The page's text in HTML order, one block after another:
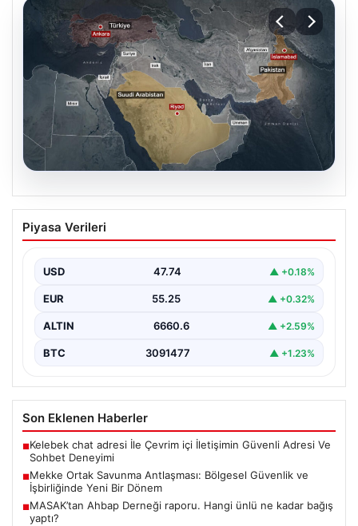
07.08.2026
Mekke Ortak Savunma Antlaşması:
Bölgesel Güvenlik ve İşbirliğinde Yeni
Türkiye, Suudi Arabistan ve Pakistan arasında
ve küresel…
Piyasa Verileri
USD 47.74 ▲ +0.18%
EUR 55.25 ▲ +0.32%
ALTIN 6660.6 ▲ +2.59%
BTC 3091477 ▲ +1.23%
Son Eklenen Haberler
■Kelebek chat adresi İle Çevrim içi İletişimin Güvenli Adresi Ve
Sohbet Deneyimi
■Mekke Ortak Savunma Antlaşması: Bölgesel Güvenlik ve
İşbirliğinde Yeni Bir Dönem
■MASAK’tan Ahbap Derneği raporu. Hangi ünlü ne kadar bağış
yaptı?